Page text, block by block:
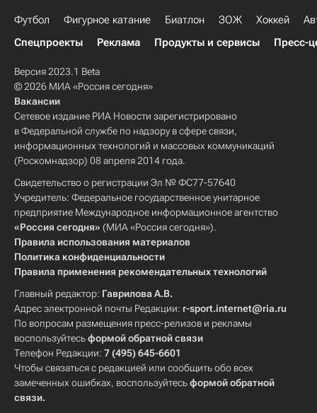
Футбол Фигурное катание Биатлон ЗОЖ Хоккей
Спецпроекты
Реклама Продукты и сервисы Пресс-
Версия 2023.1 Beta
© 2026 МИА «Россия сегодня»
Вакансии
Сетевое издание РИА Новости зарегистрировано
в Федеральной службе по надзору в сфере связи,
информационных технологий и массовых коммуникаций
(Роскомнадзор) 08 апреля 2014 года.
Свидетельство о регистрации Эл № ФС77-57640
Учредитель: Федеральное государственное унитарное
предприятие Международное информационное агентство
«Россия сегодня» (МИА «Россия сегодня»).
Правила использования материалов
Политика конфиденциальности
Правила применения рекомендательных технологий
Главный редактор: Гаврилова А.В.
Адрес электронной почты Редакции: r-sport.internet@ria.ru
По вопросам размещения пресс-релизов и рекламы
воспользуйтесьформой обратной связи
Телефон Редакции: 7 (495) 645-6601
Чтобы связаться с редакцией или сообщить обо всех
замеченных ошибках, воспользуйтесьформой обратной
связи.